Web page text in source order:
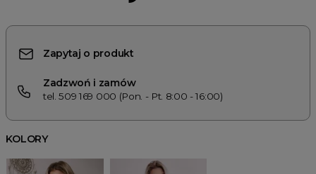
Zapytaj o produkt
Zadzwoń i zamów
tel. 509 169 000 (Pon. - Pt. 8:00 - 16:00)
KOLORY